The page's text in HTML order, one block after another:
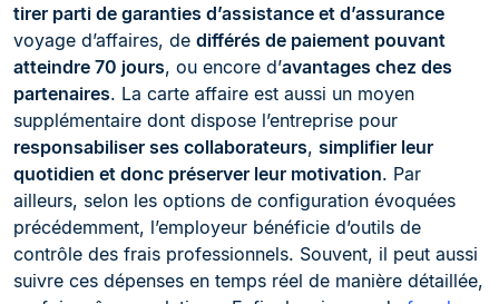
tirer parti de garanties d’assistance et d’assurance
voyage d’affaires, de différés de paiement pouvant
atteindre 70 jours, ou encore d’avantages chez des
partenaires. La carte affaire est aussi un moyen
supplémentaire dont dispose l’entreprise pour
responsabiliser ses collaborateurs, simplifier leur
quotidien et donc préserver leur motivation. Par
ailleurs, selon les options de configuration évoquées
précédemment, l’employeur bénéficie d’outils de
contrôle des frais professionnels. Souvent, il peut aussi
suivre ces dépenses en temps réel de manière détaillée,